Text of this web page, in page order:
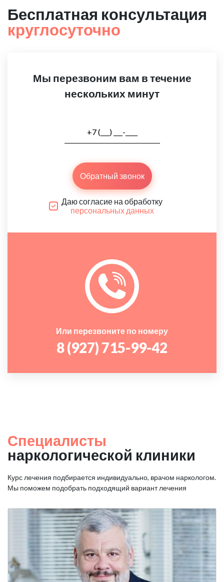
Бесплатная консультация
круглосуточно
Мы перезвоним вам в течение
нескольких минут
Обратный звонок
Даю согласие на обработку
персональных данных
Или перезвоните по номеру
8 (927) 715-99-42
Специалисты
наркологической клиники
Курс лечения подбирается индивидуально, врачом наркологом.
Мы поможем подобрать подходящий вариант лечения